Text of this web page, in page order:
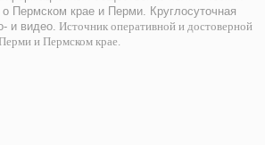
о Пермском крае и Перми. Круглосуточная
и видео. Источник оперативной и достоверной
и Пермском крае.